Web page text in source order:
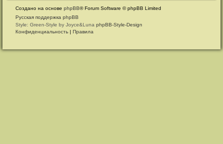
Создано на основе phpBB® Forum Software © phpBB Limited
Русская поддержка phpBB
Style: Green-Style by Joyce&Luna phpBB-Style-Design
Конфиденциальность | Правила